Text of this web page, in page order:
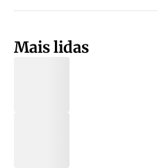
Mais lidas